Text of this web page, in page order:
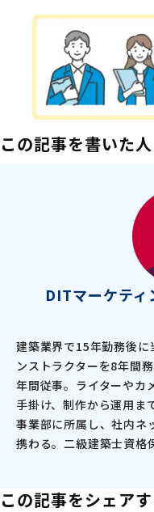
この記事を書いた人
DITマーケテ
建築業界で15年勤務後に
ンストラクターを8年間
年間従事。ライターやカ
手掛け、制作から運用
事業部に所属し、社内ネ
携わる。二級建築士資格
この記事をシェア